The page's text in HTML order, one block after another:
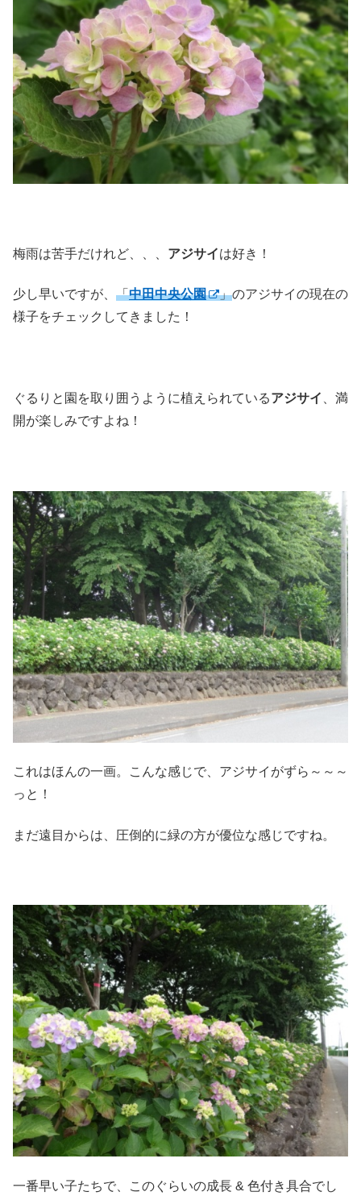
梅雨は苦手だけれど、、、 アジサイは好き！
少し早いですが、 「中田中央公園 」のアジサイの現在の
様子をチェックしてきました！
ぐるりと園を取り囲うように植えられているアジサイ
、満
開が楽しみですよね！
これはほんの一画。こんな感じで、アジサイがずら～～～
っと！
まだ遠目からは、圧倒的に緑の方が優位な感じですね。
一番早い子たちで、このぐらいの成長 & 色付き具合でし